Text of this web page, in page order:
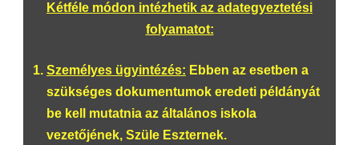
Kétféle módon intézhetik az adategyeztetési
folyamatot:
Személyes ügyintézés: Ebben az esetben a
szükséges dokumentumok eredeti példányát
be kell mutatnia az általános iskola
vezetőjének, Szüle Eszternek.